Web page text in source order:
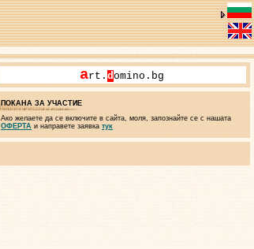
art. domino.bg
ПОКАНА ЗА УЧАСТИЕ
Ако желаете да се включите в сайта, моля, запознайте се с нашата
ОФЕРТА и направете заявка тук